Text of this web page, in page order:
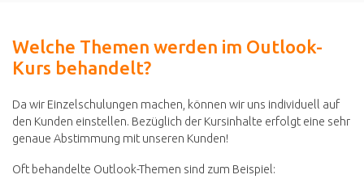
Welche Themen werden im Outlook-
Kurs behandelt?
Da wir Einzelschulungen machen, können wir uns individuell auf
den Kunden einstellen. Bezüglich der Kursinhalte erfolgt eine sehr
genaue Abstimmung mit unseren Kunden!
Oft behandelte Outlook-Themen sind zum Beispiel: